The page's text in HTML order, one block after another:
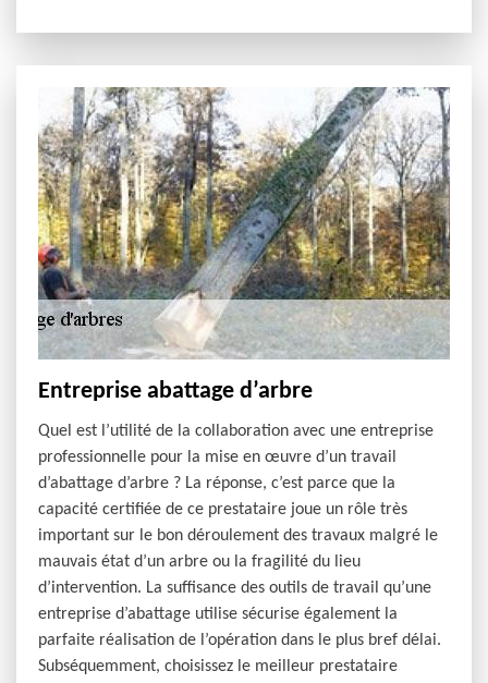
Entreprise abattage d’arbre
Quel est l’utilité de la collaboration avec une entreprise
professionnelle pour la mise en œuvre d’un travail
d’abattage d’arbre ? La réponse, c’est parce que la
capacité certifiée de ce prestataire joue un rôle très
important sur le bon déroulement des travaux malgré le
mauvais état d’un arbre ou la fragilité du lieu
d’intervention. La suffisance des outils de travail qu’une
entreprise d’abattage utilise sécurise également la
parfaite réalisation de l’opération dans le plus bref délai.
Subséquemment, choisissez le meilleur prestataire